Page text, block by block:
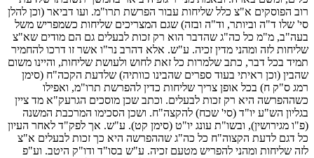
רוב הפוסקים א"צ כלל שליחות עבור הפרשת תרו"מ. ועו דביאר (וכן להלן
סי' שלו ד"ה וביותר, וד"ה ובזה) שגם המצריכים שליחות כשמפריש משל
בעה"ב, מ"מ כל כה"ג שהדבר הוא רק זכות לבעלים גם הם מודים שא"צ
שליחות לזה ומהני מדין זכיה. ע"ש. אלא דהרב נר"ו אשר זו דרכו להחמיר
תמיד בכל דבר, כתב שלמרות כל זאת לחוש ולעושת שליחות, והיינו משום
שהבין (וכן ראיתי בעוד ספרים שהבינו כוותיה) שלדעת הקכה"ח (סימן
רמג ס"ק ח) בכל אופן צריך שליחות כדין להפרשת תרו"מ, ואפילו
כשההפרשה היא רק זכות לבעלים. וכתב שכן מוסכים הגרעק"א מד ציין
בגליון הש"ע יו"ד (סי' שכח) להקצה"ח. ושכן הסכימו המרכבת המשנה
(פ"ו מגירושין), ובשו"ת עונג יו"ט (סימן קט). ע"ש. אך לפק"ד לאחר העיון
כל דגם לדעת הקצוה"ח כל כה"ג שההפרשה היא כך זכות לבעלים א"צ
לזה שליחות ומהני להפריש מטעם זכיה. ע"ש בסו"ד ודו"ק היטב. וע"פ